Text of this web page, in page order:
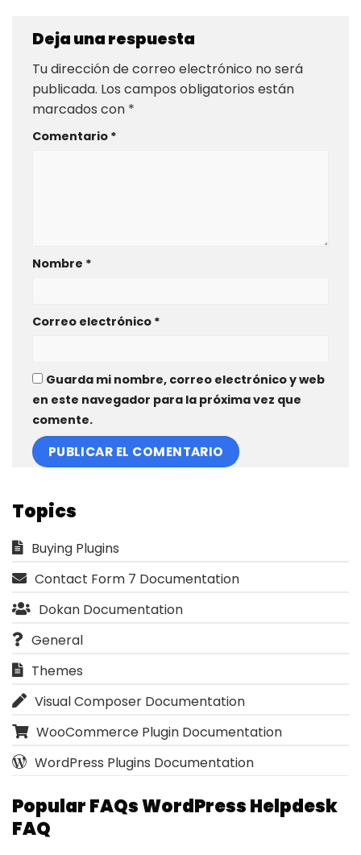
Deja una respuesta
Tu dirección de correo electrónico no será
publicada. Los campos obligatorios están
marcados con *
Comentario *
Nombre *
Correo electrónico *
Guarda mi nombre, correo electrónico y web
en este navegador para la próxima vez que
comente.
Topics
Buying Plugins
Contact Form 7 Documentation
Dokan Documentation
General
Themes
Visual Composer Documentation
WooCommerce Plugin Documentation
WordPress Plugins Documentation
Popular FAQs WordPress Helpdesk
FAQ